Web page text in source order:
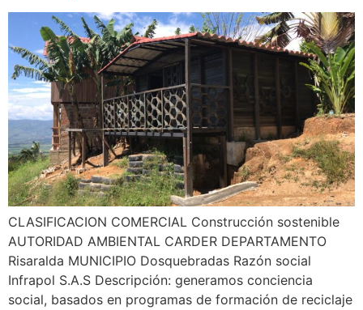
CLASIFICACION COMERCIAL Construcción sostenible
AUTORIDAD AMBIENTAL CARDER DEPARTAMENTO
Risaralda MUNICIPIO Dosquebradas Razón social
Infrapol S.A.S Descripción: generamos conciencia
social, basados en programas de formación de reciclaje